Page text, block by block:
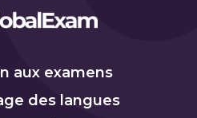
aux examens
des langues